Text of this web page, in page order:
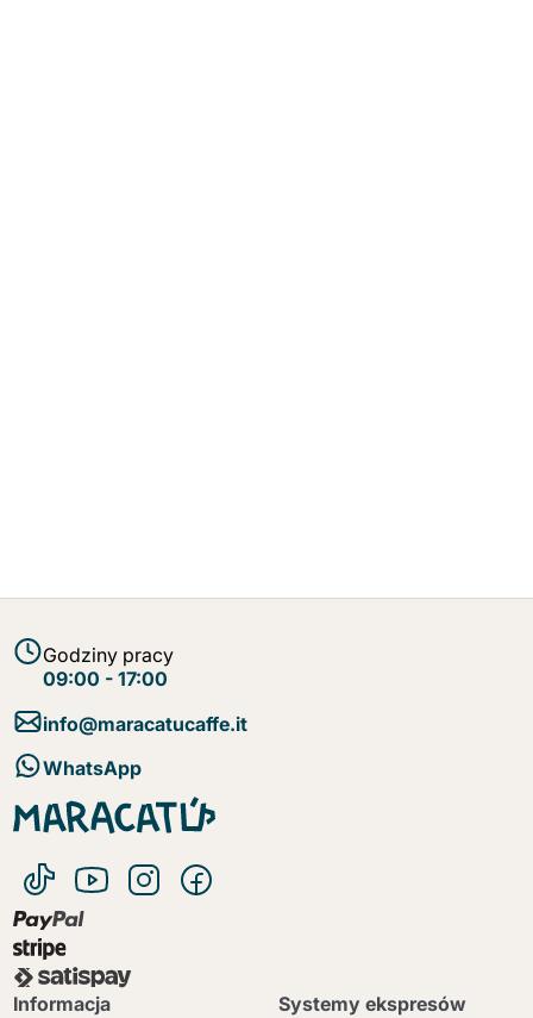
Godziny pracy
09:00 - 17:00
info@maracatucaffe.it
WhatsApp
Informacja Systemy ekspresów